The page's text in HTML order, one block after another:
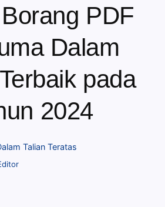
PDF
Dalam
pada
2024
Talian Teratas